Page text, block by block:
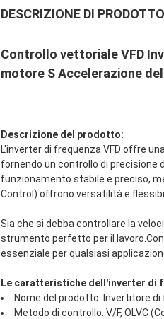
DESCRIZIONE DI PRODOTTO
Controllo vettoriale VFD
motore S Accelerazione
Descrizione del prodotto:
L'inverter di frequenza VFD offre
fornendo un controllo di precisione
funzionamento stabile e preciso,
Control) offrono versatilità e
Sia che si debba controllare la
strumento perfetto per il
essenziale per qualsiasi
Le caratteristiche dell'inverter di
Nome del prodotto: Invertitore di
Metodo di controllo: V/F, OLVC